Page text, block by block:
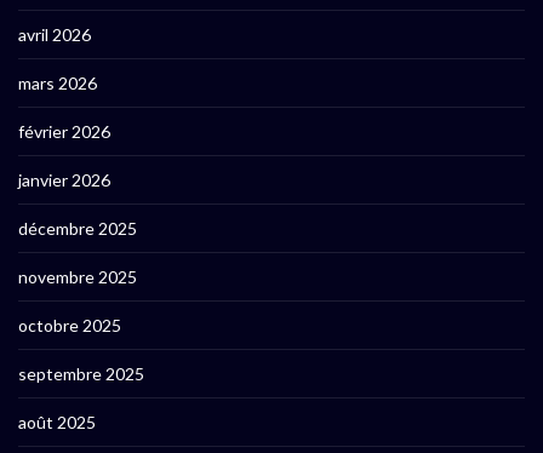
avril 2026
mars 2026
février 2026
janvier 2026
décembre 2025
novembre 2025
octobre 2025
septembre 2025
août 2025